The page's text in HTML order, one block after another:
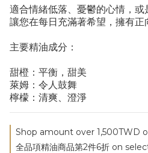
適合情緒低落、憂鬱的心情，或
讓您在每日充滿著希望，擁有正
主要精油成分：
甜橙：平衡，甜美
萊姆：令人鼓舞
檸檬：清爽、澄淨
Shop amount over 1,500TWD
全品項精油商品第2件6折 on